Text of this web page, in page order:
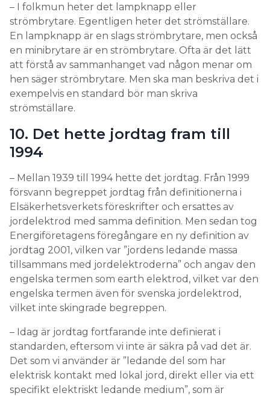
– I folkmun heter det lampknapp eller
strömbrytare. Egentligen heter det strömställare.
En lampknapp är en slags strömbrytare, men också
en minibrytare är en strömbrytare. Ofta är det lätt
att förstå av sammanhanget vad någon menar om
hen säger strömbrytare. Men ska man beskriva det i
exempelvis en standard bör man skriva
strömställare.
10. Det hette jordtag fram till
1994
– Mellan 1939 till 1994 hette det jordtag. Från 1999
försvann begreppet jordtag från definitionerna i
Elsäkerhetsverkets föreskrifter och ersattes av
jordelektrod med samma definition. Men sedan tog
Energiföretagens föregångare en ny definition av
jordtag 2001, vilken var ”jordens ledande massa
tillsammans med jordelektroderna” och angav den
engelska termen som earth elektrod, vilket var den
engelska termen även för svenska jordelektrod,
vilket inte skingrade begreppen.
– Idag är jordtag fortfarande inte definierat i
standarden, eftersom vi inte är säkra på vad det är.
Det som vi använder är ”ledande del som har
elektrisk kontakt med lokal jord, direkt eller via ett
specifikt elektriskt ledande medium”, som är